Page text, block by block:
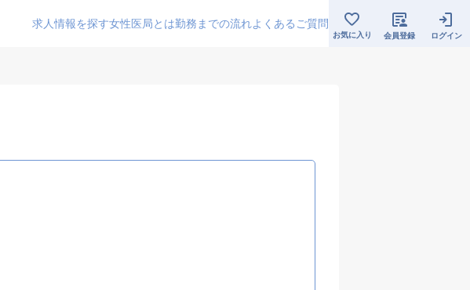
求人情報を探す女性医局とは勤務までの流れよくあるご質問
お気に入り 会員登録 ログイン